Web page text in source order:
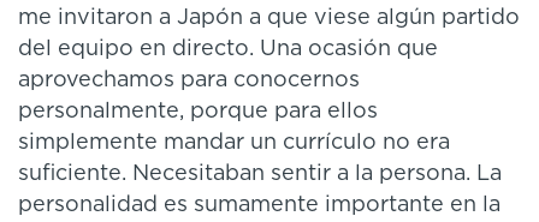
me invitaron a Japón a que viese algún partido
del equipo en directo. Una ocasión que
aprovechamos para conocernos
personalmente, porque para ellos
simplemente mandar un currículo no era
suficiente. Necesitaban sentir a la persona. La
personalidad es sumamente importante en la